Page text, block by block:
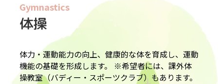
Gymnastics
体操
体力・運動能力の向上、健康的な体を育成し、運動
機能の基礎を形成します。 ※希望者には、課外体
操教室（バディー・スポーツクラブ）もあります。